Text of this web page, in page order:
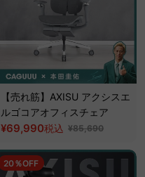
【売れ筋】AXISU アクシスエ
ルゴコアオフィスチェア
¥69,990税込 ¥85,690
20％OFF